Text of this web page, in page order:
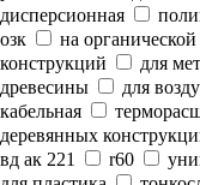
дисперсионная
озк
на
конструкций
для
древесины
для
кабельная
деревянных
вд ак 221
r60